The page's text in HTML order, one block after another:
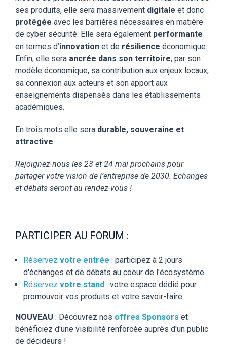
ses produits, elle sera massivement digitale et donc
protégée avec les barrières nécessaires en matière
de cyber sécurité. Elle sera également performante
en termes d’innovation et de résilience économique.
Enfin, elle sera ancrée dans son territoire, par son
modèle économique, sa contribution aux enjeux locaux,
sa connexion aux acteurs et son apport aux
enseignements dispensés dans les établissements
académiques.
En trois mots elle sera durable, souveraine et
attractive.
Rejoignez-nous les 23 et 24 mai prochains pour
partager votre vision de l’entreprise de 2030. Echanges
et débats seront au rendez-vous !
PARTICIPER AU FORUM :
Réservez votre entrée : participez à 2 jours
d'échanges et de débats au coeur de l'écosystème.
Réservez votre stand : votre espace dédié pour
promouvoir vos produits et votre savoir-faire.
NOUVEAU : Découvrez nos offres Sponsors et
bénéficiez d'une visibilité renforcée auprès d'un public
de décideurs !